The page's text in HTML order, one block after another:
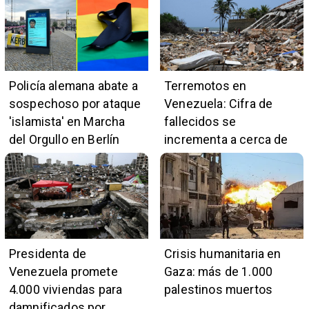
Policía alemana abate a
sospechoso por ataque
'islamista' en Marcha
del Orgullo en Berlín
Terremotos en
Venezuela: Cifra de
fallecidos se
incrementa a cerca de
5.400
Presidenta de
Venezuela promete
4.000 viviendas para
Crisis humanitaria en
Gaza: más de 1.000
palestinos muertos